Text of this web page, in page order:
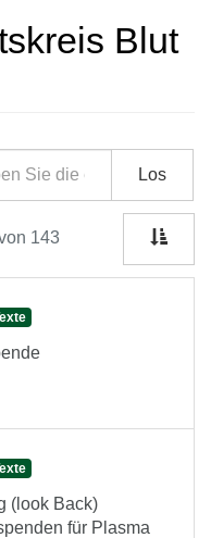
Blut
Los
143
(look Back)
für Plasma